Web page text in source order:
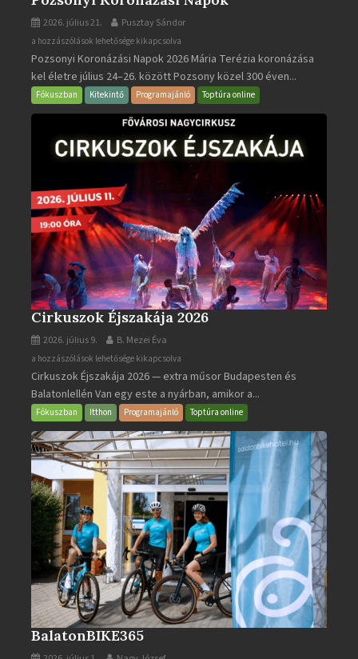
2026. július 21. Pusztay Sándor
Pozsonyi
Koronázási
Napok
bejegyzéshez
a hozzászólások lehetősége kikapcsolva
Pozsonyi Koronázási Napok 2026 Mária Terézia koronázása
kel életre július 24–26. között Pozsony közel 300 éven...
Fókuszban Kitekintő Programajánló Toptúra online
Cirkuszok Éjszakája 2026
2026. július 9. B. Mezei Éva
Cirkuszok
Éjszakája
2026
bejegyzéshez
a hozzászólások lehetősége kikapcsolva
Cirkuszok Éjszakája 2026 — extra műsor Budapesten és
Balatonlellén Van egy este a nyárban, amikor a...
Fókuszban Itthon Programajánló Toptúra online
BalatonBIKE365